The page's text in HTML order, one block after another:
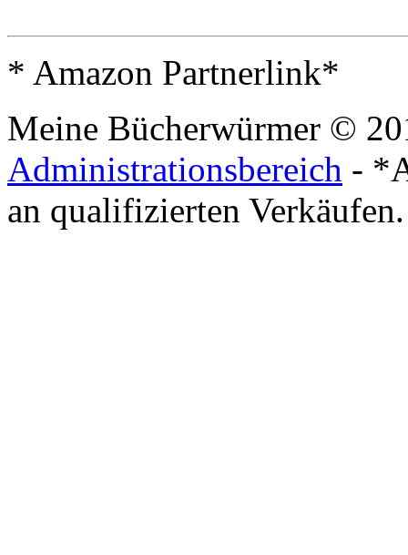
* Amazon Partnerlink*
Meine Bücherwürmer ©
Administrationsbereich -
an qualifizierten Verkäufen.